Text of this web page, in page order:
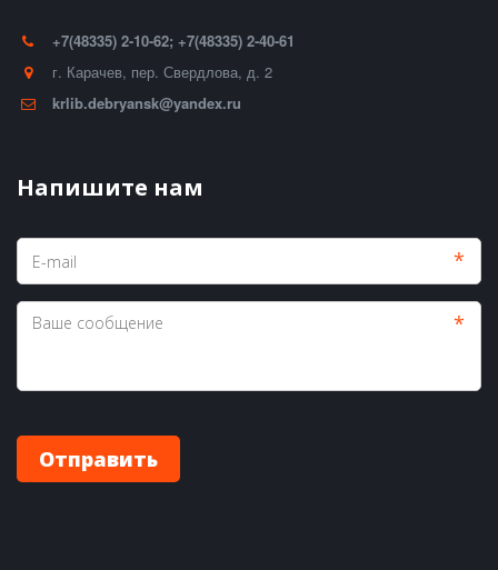
+7(48335) 2-10-62; +7(48335) 2-40-61
г. Карачев, пер. Свердлова, д. 2
krlib.debryansk@yandex.ru
Напишите нам
*
*
Отправить